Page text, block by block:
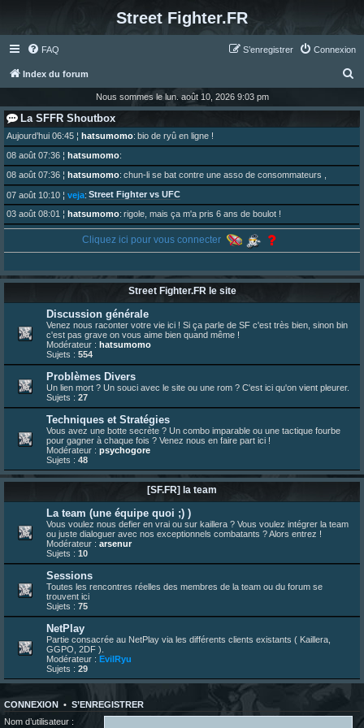
Street Fighter.FR
FAQ Connexion
S’enregistrer
Index du forum
c
e
Nous sommes le lun. août 10, 2026 9:03 pm
La SFFR Shoutbox
Aujourd’hui 06:45 ¦ hatsumomo: bio de ryû en ligne !
08 août 07:36 ¦ hatsumomo:
08 août 07:36 ¦ hatsumomo: chun-li se bat contre une asso de consommateurs ,
07 août 10:10 ¦ veja: Street Fighter vs UFC
03 août 08:01 ¦ hatsumomo: rigole, mais ça m'a pris 6 ans de boulot !
veja: Merci Hatsu, pour cette oeuvre... indispensable
01 août 08:08¦hatsumomo:
01 août 08:08¦hatsumomo:https://archiveofourown.org/works/74744 ... /195226046
01 août 08:08¦hatsumomo:
Aujourd'hui, c'est le yaoi day. Pour la peine je reposte ma dernière fic.
30 juil. 07:22¦hatsumomo:
Un futur indispensable :https://x.com/preterniadotcom/status/20 ... 8820352079
26 juil. 22:09¦hatsumomo
13 juil. 09:53¦hatsumomo:
bonjour les amis, je viens de poster ma 1e review de figurine !
23 juin 10:36¦indy:une très chouette SFFR shoutbox !
23 juin 07:30¦hatsumomo:nouvelle trad caniculaire les amis !
23 juin 07:26¦hatsumomo:shoutbox réinitialisée
22 juin 12:27¦indy:Yo !
Cliquez ici pour vous connecter
Street Fighter.FR le site
Discussion générale
Venez nous raconter votre vie ici ! Si ça parle de SF c'est très bien, sinon bin
c'est pas grave on vous aime bien quand même !
Modérateur : hatsumomo
Sujets : 554
Problèmes Divers
Un lien mort ? Un souci avec le site ou une rom ? C'est ici qu'on vient pleurer.
Sujets : 27
Techniques et Stratégies
Vous avez une botte secrète ? Un combo imparable ou une tactique fourbe
pour gagner à chaque fois ? Venez nous en faire part ici !
Modérateur : psychogore
Sujets : 48
[SF.FR] la team
La team (une équipe quoi ;) )
Vous voulez nous defier en vrai ou sur kaillera ? Vous voulez intégrer la team
ou juste dialoguer avec nos exceptionnels combatants ? Alors entrez !
Modérateur : arsenur
Sujets : 10
Sessions
Toutes les rencontres réelles des membres de la team ou du forum se
trouvent ici
Sujets : 75
NetPlay
Partie consacrée au NetPlay via les différents clients existants ( Kaillera,
GGPO, 2DF ).
Modérateur : EvilRyu
Sujets : 29
CONNEXION • S’ENREGISTRER
Nom d’utilisateur :